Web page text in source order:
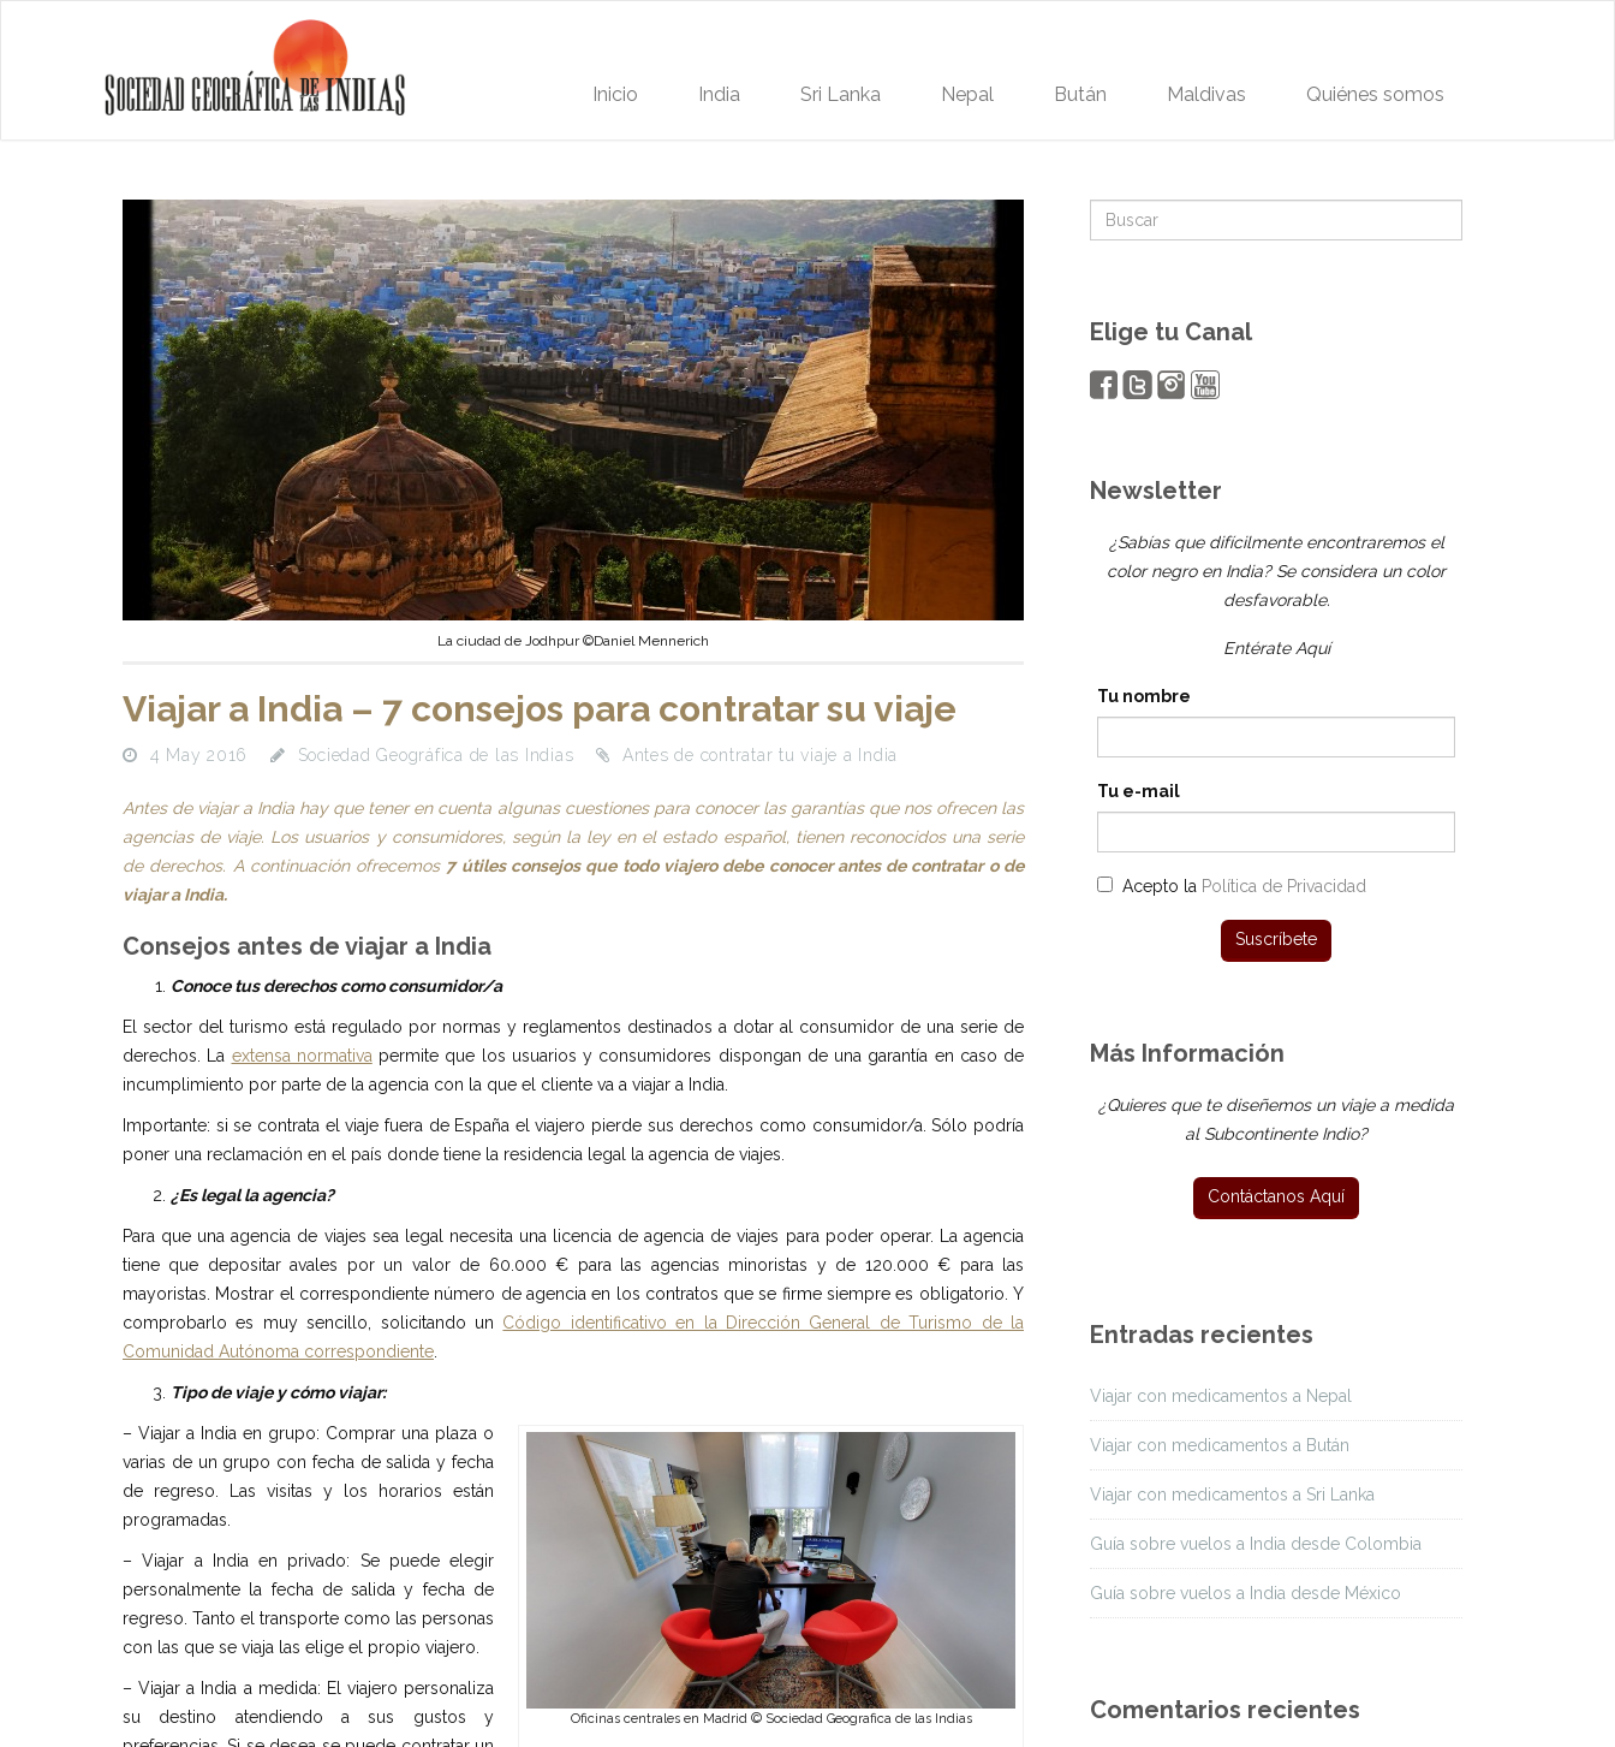
Inicio India Sri Lanka Nepal Bután Maldivas Quiénes somos
La ciudad de Jodhpur ©Daniel Mennerich
Viajar a India – 7 consejos para contratar su viaje
4 May 2016 Sociedad Geográfica de las Indias Antes de contratar tu viaje a India
Antes de viajar a India hay que tener en cuenta algunas cuestiones para conocer las garantías que nos ofrecen las
agencias de viaje. Los usuarios y consumidores, según la ley en el estado español, tienen reconocidos una serie
de derechos. A continuación ofrecemos 7 útiles consejos que todo viajero debe conocer antes de contratar o de
viajar a India.
Consejos antes de viajar a India
Conoce tus derechos como consumidor/a
El sector del turismo está regulado por normas y reglamentos destinados a dotar al consumidor de una serie de
derechos. La extensa normativa permite que los usuarios y consumidores dispongan de una garantía en caso de
incumplimiento por parte de la agencia con la que el cliente va a viajar a India.
Importante: si se contrata el viaje fuera de España el viajero pierde sus derechos como consumidor/a. Sólo podría
poner una reclamación en el país donde tiene la residencia legal la agencia de viajes.
¿Es legal la agencia?
Para que una agencia de viajes sea legal necesita una licencia de agencia de viajes para poder operar. La agencia
tiene que depositar avales por un valor de 60.000 € para las agencias minoristas y de 120.000 € para las
mayoristas. Mostrar el correspondiente número de agencia en los contratos que se firme siempre es obligatorio. Y
comprobarlo es muy sencillo, solicitando un Código identificativo en la Dirección General de Turismo de la
Comunidad Autónoma correspondiente
Tipo de viaje y cómo viajar:
Oficinas centrales en Madrid © Sociedad Geografica de las Indias
– Viajar a India en grupo: Comprar una plaza o
varias de un grupo con fecha de salida y fecha
de regreso. Las visitas y los horarios están
programadas.
– Viajar a India en privado: Se puede elegir
personalmente la fecha de salida y fecha de
regreso. Tanto el transporte como las personas
con las que se viaja las elige el propio viajero.
– Viajar a India a medida: El viajero personaliza
su destino atendiendo a sus gustos y
Elige tu Canal
Newsletter
¿Sabías que difícilmente encontraremos el
color negro en India? Se considera un color
desfavorable.
Entérate Aquí
Tu nombre
Tu e-mail
Acepto la Política de Privacidad
Más Información
¿Quieres que te diseñemos un viaje a medida
al Subcontinente Indio?
Entradas recientes
Viajar con medicamentos a Nepal
Viajar con medicamentos a Bután
Viajar con medicamentos a Sri Lanka
Guía sobre vuelos a India desde Colombia
Guía sobre vuelos a India desde México
Comentarios recientes